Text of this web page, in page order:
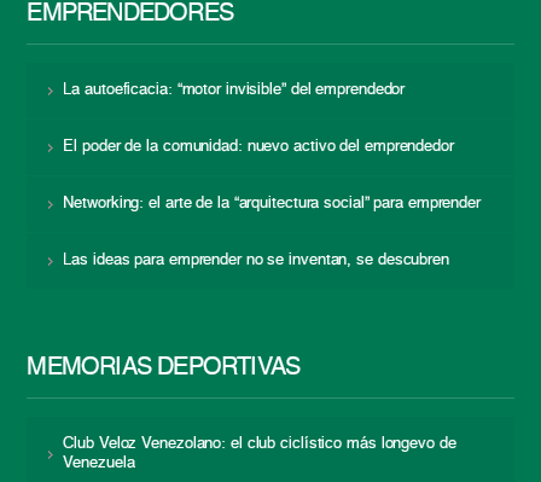
EMPRENDEDORES
La autoeficacia: “motor invisible” del emprendedor
El poder de la comunidad: nuevo activo del emprendedor
Networking: el arte de la “arquitectura social” para emprender
Las ideas para emprender no se inventan, se descubren
MEMORIAS DEPORTIVAS
Club Veloz Venezolano: el club ciclístico más longevo de
Venezuela